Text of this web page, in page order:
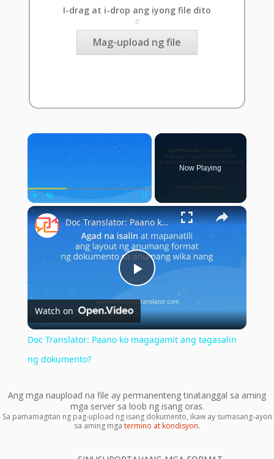
I-drag at i-drop ang iyong file dito
o
Mag-upload ng file
×
Play Unmute Fullscreen
Now Playing
×
Play
Video
Doc Translator: Paano ko magagamit ang tagasalin ng dokumento?
Watch on
Doc Translator: Paano ko magagamit ang tagasalin
ng dokumento?
Ang mga naupload na file ay permanenteng tinatanggal sa aming
mga server sa loob ng isang oras.
Sa pamamagitan ng pag-upload ng isang dokumento, ikaw ay sumasang-ayon
sa aming mga termino at kondisyon.